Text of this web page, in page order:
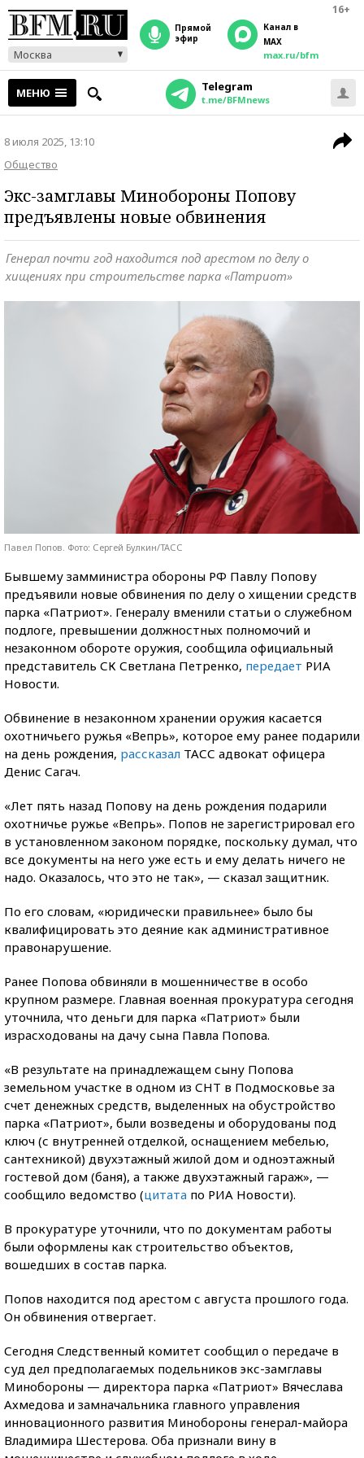
16+
Москва
прямой
эфир
Канал в
MAX
max.ru/bfm
МЕНЮ Telegram
t.me/BFMnews
8 июля 2025, 13:10
Общество
Экс-замглавы Минобороны Попову
предъявлены новые обвинения
Генерал почти год находится под арестом по делу о
хищениях при строительстве парка «Патриот»
Павел Попов. Фото: Сергей Булкин/ТАСС
Бывшему замминистра обороны РФ Павлу Попову
предъявили новые обвинения по делу о хищении средств
парка «Патриот». Генералу вменили статьи о служебном
подлоге, превышении должностных полномочий и
незаконном обороте оружия, сообщила официальный
представитель СК Светлана Петренко, передает РИА
Новости.
Обвинение в незаконном хранении оружия касается
охотничьего ружья «Вепрь», которое ему ранее подарили
на день рождения, рассказал ТАСС адвокат офицера
Денис Сагач.
«Лет пять назад Попову на день рождения подарили
охотничье ружье «Вепрь». Попов не зарегистрировал его
в установленном законом порядке, поскольку думал, что
все документы на него уже есть и ему делать ничего не
надо. Оказалось, что это не так», — сказал защитник.
По его словам, «юридически правильнее» было бы
квалифицировать это деяние как административное
правонарушение.
Ранее Попова обвиняли в мошенничестве в особо
крупном размере. Главная военная прокуратура сегодня
уточнила, что деньги для парка «Патриот» были
израсходованы на дачу сына Павла Попова.
«В результате на принадлежащем сыну Попова
земельном участке в одном из СНТ в Подмосковье за
счет денежных средств, выделенных на обустройство
парка «Патриот», были возведены и оборудованы под
ключ (с внутренней отделкой, оснащением мебелью,
сантехникой) двухэтажный жилой дом и одноэтажный
гостевой дом (баня), а также двухэтажный гараж», —
сообщило ведомство (цитата по РИА Новости).
В прокуратуре уточнили, что по документам работы
были оформлены как строительство объектов,
вошедших в состав парка.
Попов находится под арестом с августа прошлого года.
Он обвинения отвергает.
Сегодня Следственный комитет сообщил о передаче в
суд дел предполагаемых подельников экс-замглавы
Минобороны — директора парка «Патриот» Вячеслава
Ахмедова и замначальника главного управления
инновационного развития Минобороны генерал-майора
Владимира Шестерова. Оба признали вину в